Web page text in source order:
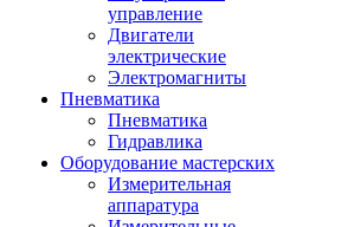
управление
Двигатели
электрические
Электромагниты
Пневматика
Пневматика
Гидравлика
Оборудование мастерских
Измерительная
аппаратура